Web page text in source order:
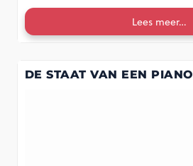
Lees meer…
DE STAAT VAN EEN PIANO